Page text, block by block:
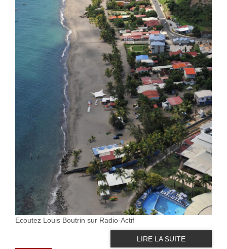
Ecoutez Louis Boutrin sur Radio-Actif
LIRE LA SUITE